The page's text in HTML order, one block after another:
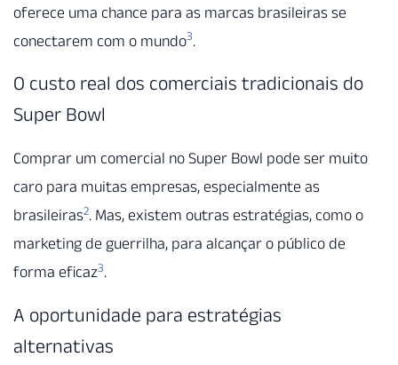
oferece uma chance para as marcas brasileiras se
conectarem com o mundo3.
O custo real dos comerciais tradicionais do
Super Bowl
Comprar um comercial no Super Bowl pode ser muito
caro para muitas empresas, especialmente as
brasileiras2. Mas, existem outras estratégias, como o
marketing de guerrilha, para alcançar o público de
forma eficaz3.
A oportunidade para estratégias
alternativas